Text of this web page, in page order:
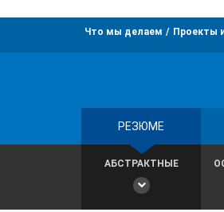
Что мы делаем Проекты
РЕЗЮМЕ
АБСТРАКТНЫЕ